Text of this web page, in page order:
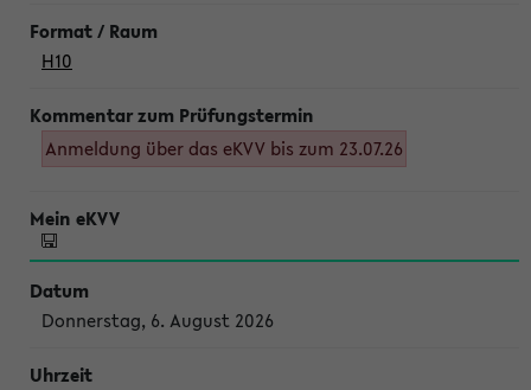
H10
Anmeldung über das eKVV bis zum 23.07.26
Donnerstag, 6. August 2026